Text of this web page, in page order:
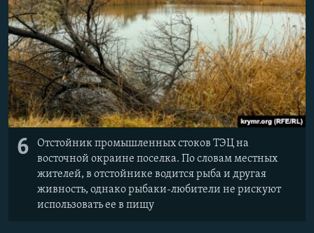
6
Отстойник промышленных стоков ТЭЦ на
восточной окраине поселка. По словам местных
жителей, в отстойнике водится рыба и другая
живность, однако рыбаки-любители не рискуют
использовать ее в пищу